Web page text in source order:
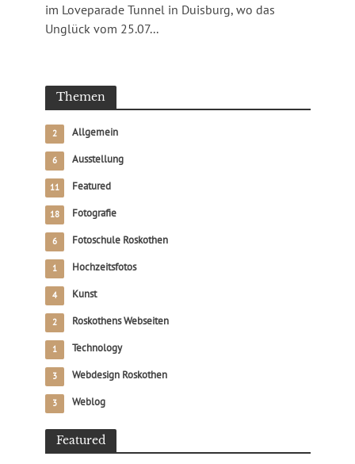
im Loveparade Tunnel in Duisburg, wo das
Unglück vom 25.07...
Themen
Allgemein
2
Ausstellung
6
Featured
11
Fotografie
18
Fotoschule Roskothen
6
Hochzeitsfotos
1
Kunst
4
Roskothens Webseiten
2
Technology
1
Webdesign Roskothen
3
Weblog
3
Featured